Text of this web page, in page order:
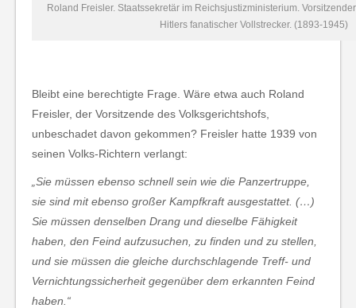
Roland Freisler. Staatssekretär im Reichsjustizministerium.
Hitlers fanatischer Vollstrecker. (1893-1945)
Bleibt eine berechtigte Frage. Wäre etwa auch Roland
Freisler, der Vorsitzende des Volksgerichtshofs,
unbeschadet davon gekommen? Freisler hatte 1939 von
seinen Volks-Richtern verlangt:
„Sie müssen ebenso schnell sein wie die Panzertruppe,
sie sind mit ebenso großer Kampfkraft ausgestattet. (…)
Sie müssen denselben Drang und dieselbe Fähigkeit
haben, den Feind aufzusuchen, zu finden und zu stellen,
und sie müssen die gleiche durchschlagende Treff- und
Vernichtungssicherheit gegenüber dem erkannten Feind
haben.“